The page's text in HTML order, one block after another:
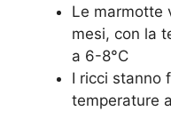
Le marmotte
mesi, con la
a 6-8°C
I ricci stanno
temperature